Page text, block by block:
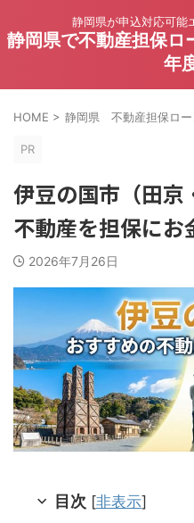
静岡県が申込対応可能
静岡県で不動産担保
年
HOME > 静岡県 不動産担保ロー
PR
伊豆の国市（田京
不動産を担保にお
2026年7月26日
目次 [非表示]